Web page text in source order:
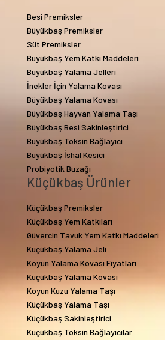
Besi Premiksler
Büyükbaş Premiksler
Süt Premiksler
Büyükbaş Yem Katkı Maddeleri
Büyükbaş Yalama Jelleri
İnekler İçin Yalama Kovası
Büyükbaş Yalama Kovası
Büyükbaş Hayvan Yalama Taşı
Büyükbaş Besi Sakinleştirici
Büyükbaş Toksin Bağlayıcı
Büyükbaş İshal Kesici
Probiyotik Buzağı
Küçükbaş Ürünler
Küçükbaş Premiksler
Küçükbaş Yem Katkıları
Güvercin Tavuk Yem Katkı Maddeleri
Küçükbaş Yalama Jeli
Koyun Yalama Kovası Fiyatları
Küçükbaş Yalama Kovası
Koyun Kuzu Yalama Taşı
Küçükbaş Yalama Taşı
Küçükbaş Sakinleştirici
Küçükbaş Toksin Bağlayıcılar